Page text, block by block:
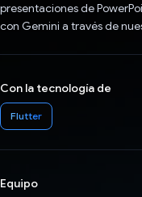
presentaciones de
con Gemini a través de
Con la tecnología de
Flutter
Equipo